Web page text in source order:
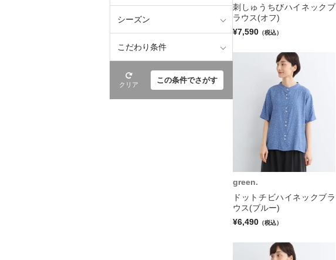
シーズン
こだわり条件
クリア この条件でさがす
刺しゅうちびハイネックブ
ラウス(オフ)
¥7,590 （税込）
green.
ドットチビハイネックブラ
ウス(ブルー)
¥6,490 （税込）